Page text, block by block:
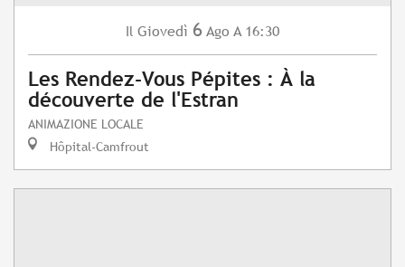
Il Giovedì 6 Ago A 16:30
Les Rendez-Vous Pépites : À la
découverte de l'Estran
ANIMAZIONE LOCALE
Hôpital-Camfrout